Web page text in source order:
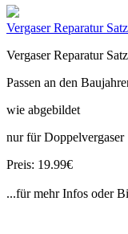
Vergaser Reparatur
Vergaser Reparatur
Passen an den
wie abgebildet
nur für Doppelvergaser
Preis: 19.99€
...für mehr Infos oder